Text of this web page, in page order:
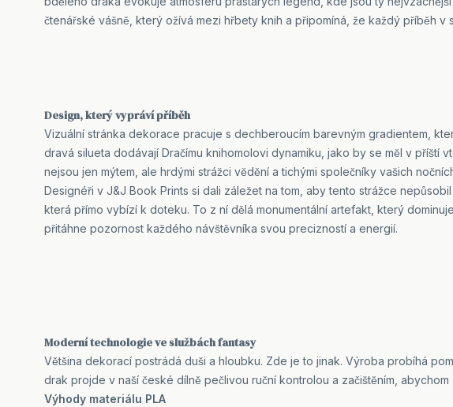
čtenářské vášně, který ožívá mezi hřbety knih a připomíná, že každý příběh v
Design, který vypráví příběh
Vizuální stránka dekorace pracuje s dechberoucím barevným gradientem,
dravá silueta dodávají Dračímu knihomolovi dynamiku, jako by se měl v příští
nejsou jen mýtem, ale hrdými strážci vědění a tichými společníky vašich
Designéři v J&J Book Prints si dali záležet na tom, aby tento strážce
která přímo vybízí k doteku. To z ní dělá monumentální artefakt, který
přitáhne pozornost každého návštěvníka svou precizností a energií.
Moderní technologie ve službách fantasy
Většina dekorací postrádá duši a hloubku. Zde je to jinak. Výroba probíhá
drak projde v naší české dílně pečlivou ruční kontrolou a začištěním,
Výhody materiálu PLA